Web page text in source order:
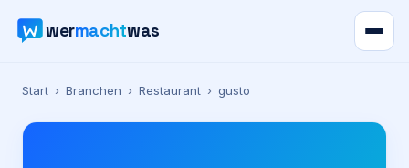
wermachtwas
Verzeichnis
Karte
Start › Branchen › Restaurant › gusto